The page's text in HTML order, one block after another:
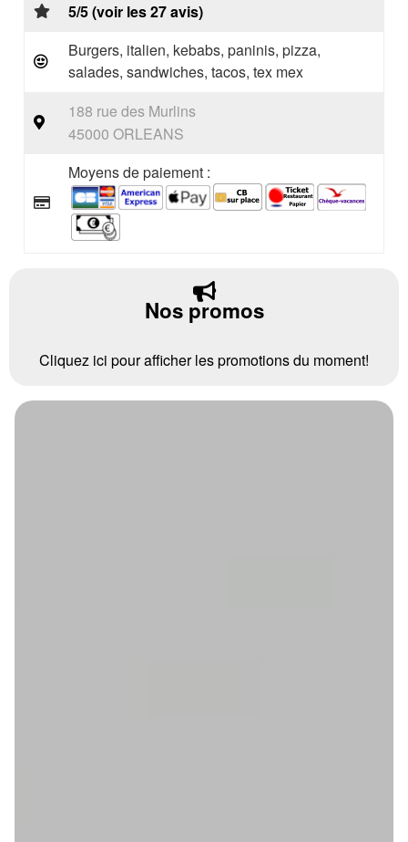
5/5 (voir les 27 avis)
Burgers, italien, kebabs, paninis, pizza,
salades, sandwiches, tacos, tex mex
188 rue des Murlins
45000 ORLEANS
Moyens de paiement :
Nos promos
Cliquez ici pour afficher les promotions du moment!